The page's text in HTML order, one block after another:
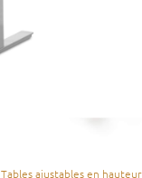
Tables ajustables en hauteur